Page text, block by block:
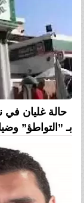
حالة غليان في
بـ ”التواطؤ”